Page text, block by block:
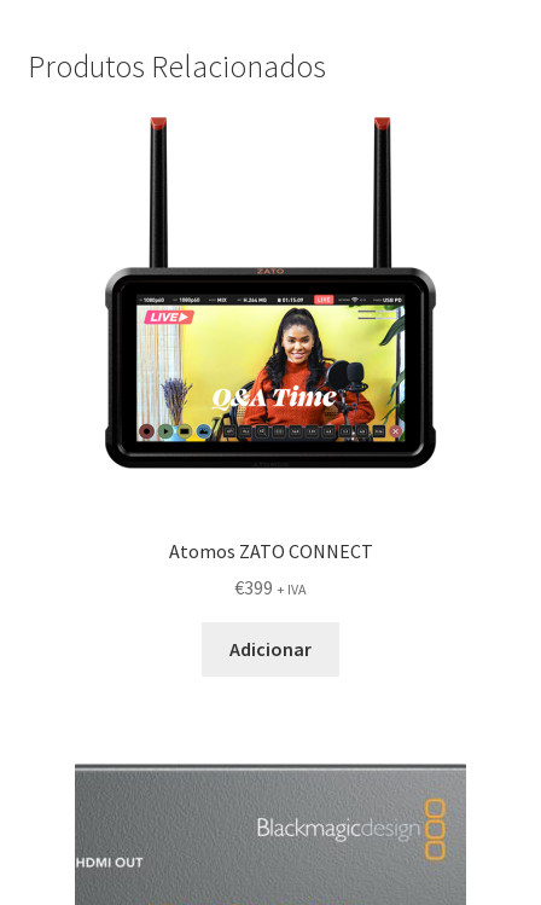
Produtos Relacionados
Atomos ZATO CONNECT
€399 + IVA
Adicionar